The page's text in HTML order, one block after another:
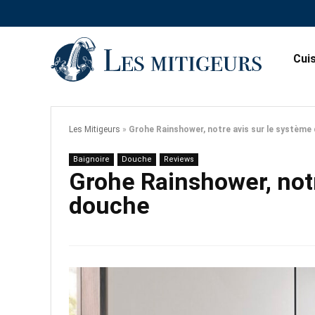
Les Mitigeurs » Grohe Rainshower, notre avis sur le système
Baignoire Douche Reviews
Grohe Rainshower,
douche